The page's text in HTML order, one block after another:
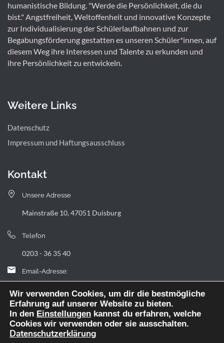
humanistische Bildung. "Werde die Persönlichkeit, die du
bist." Angstfreiheit, Weltoffenheit und innovative Konzepte
zur Individualisierung der Schülerlaufbahnen und zur
Begabungsförderung gestatten es unseren Schüler*innen, auf
diesem Weg ihre Interessen und Talente zu erkunden und
ihre Persönlichkeit zu entwickeln.
Weitere Links
Datenschutz
Impressum und Haftungsausschluss
Kontakt
Unsere Adresse
Mainstraße 10, 47051 Duisburg
Telefon
0203 - 36 35 40
Email-Adresse:
landfermann.gymnasium[at]stadt-duisburg.de
Wir verwenden Cookies, um dir die bestmögliche
Erfahrung auf unserer Website zu bieten.
In den Einstellungen kannst du erfahren, welche
Cookies wir verwenden oder sie ausschalten.
Datenschutzerklärung